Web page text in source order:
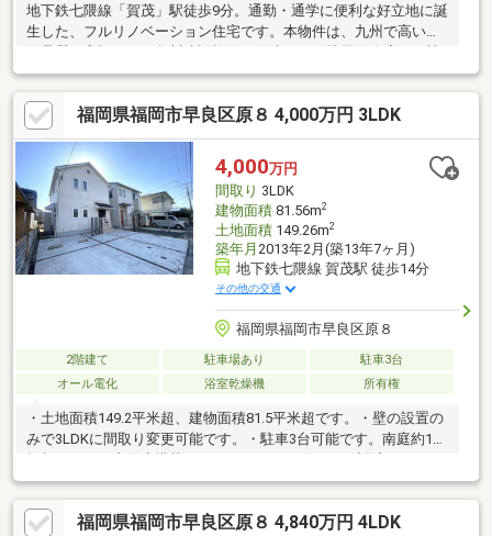
地下鉄七隈線「賀茂」駅徒歩9分。通勤・通学に便利な好立地に誕
生した、フルリノベーション住宅です。本物件は、九州で高い施
まるごと再生。もともとのしっかりとした躯体を活かしながら、
室内は現代の暮らしに合わせて一新され、水回り設備も含めて新
しく整えられています。間取りはゆとりの4LDK。ご家族それぞれ
の個室を確保しつつ、将来のライフスタイルの変化にも柔軟に対
応可能です。「施工品質に定評のある住宅 × フルリノベーショ
ン」という、安心感と快適性を兼ね備えた一邸です。
福岡県福岡市早良区原８ 4,000万円 3LDK
4,000万円
間取り 3LDK
建物面積81.56m2
土地面積149.26m2
築年月 2013年2月(築13年7ヶ月)
地下鉄七隈線 賀茂駅 徒歩14分
その他の交通
福岡県福岡市早良区原８
2階建て 駐車場あり
駐車3台
オール電化
浴室乾燥機 所有権
・土地面積149.2平米超、建物面積81.5平米超です。・壁の設置の
みで3LDKに間取り変更可能です。・駐車3台可能です。南庭約10
す。・地下鉄七隈線「賀茂」駅徒歩約14分です。・西鉄バス「賀
茂一丁目」停まで徒歩約2分です。・小学校徒歩約9分通勤通学に
おすすめの立地です。・各室収納ございます。ご家族におすすめ
福岡県福岡市早良区原８ 4,840万円 4LDK